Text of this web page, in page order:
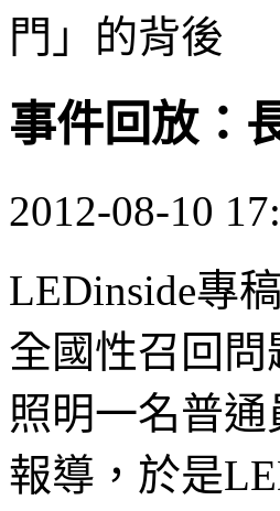
門」的背後
事件回放：
2012-08-10
LEDinside專
全國性召回
照明一名普
報導，於是